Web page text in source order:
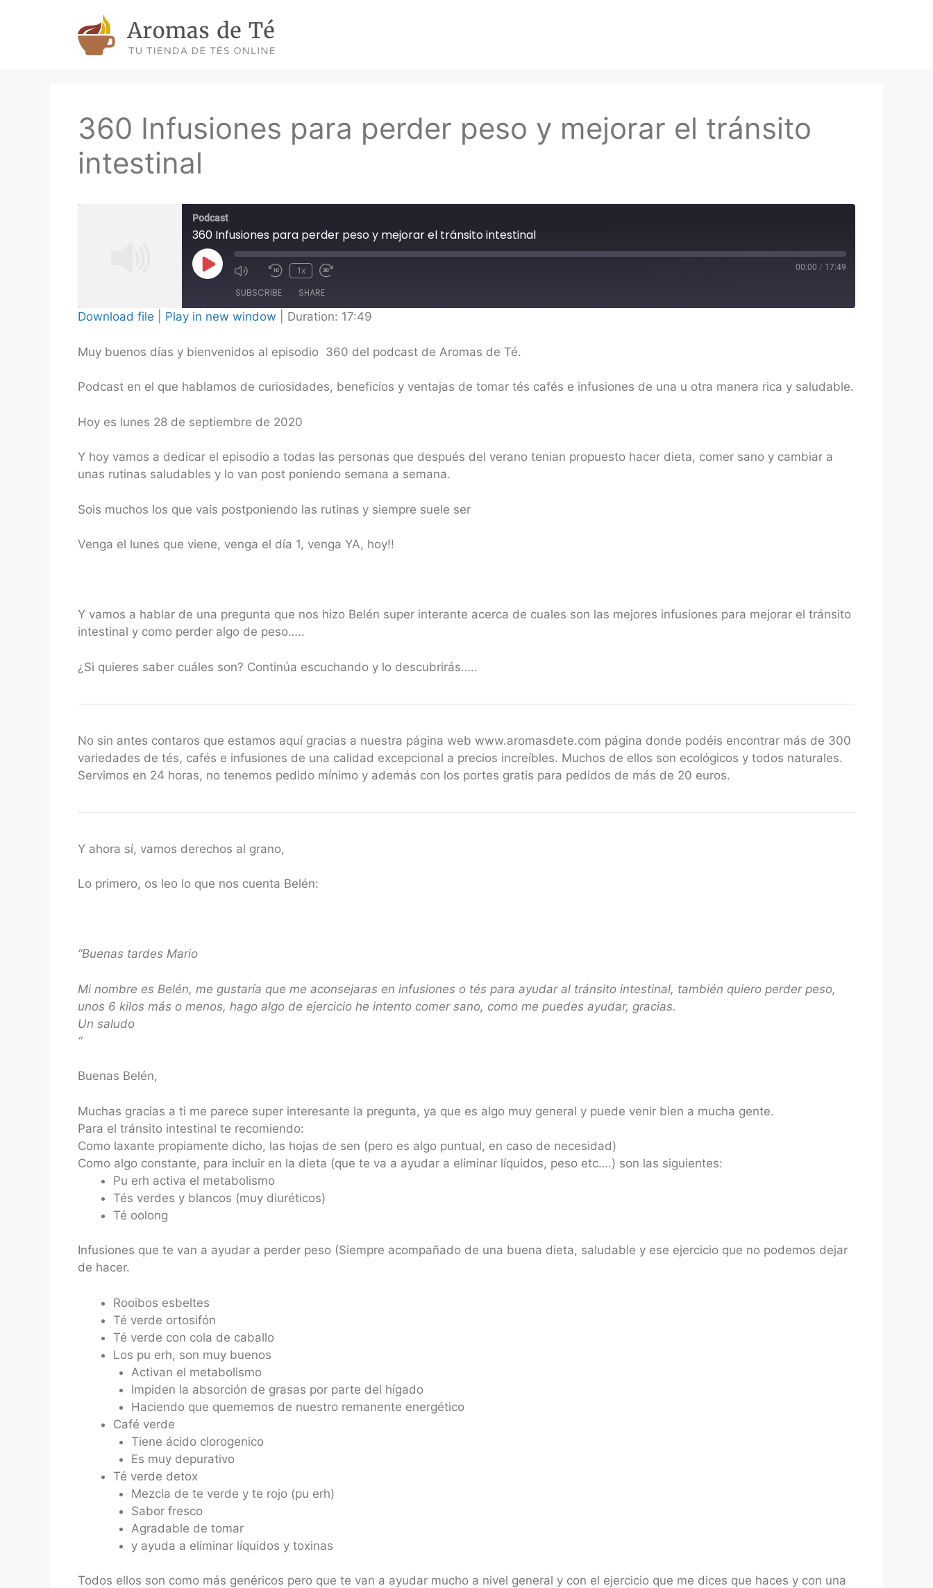
360 Infusiones para perder peso y mejorar el tránsito
intestinal
Podcast
360 Infusiones para perder peso y mejorar el tránsito intestinal
Play
Episode
1x 00:00 / 17:49
SUBSCRIBE SHARE
RSS FEED
Download file Play in new window Duration: 17:49
Muy buenos días y bienvenidos al episodio 360 del podcast de Aromas de Té.
Podcast en el que hablamos de curiosidades, beneficios y ventajas de tomar tés cafés e infusiones de una u otra manera rica y saludable.
Hoy es lunes 28 de septiembre de 2020
Y hoy vamos a dedicar el episodio a todas las personas que después del verano tenian propuesto hacer dieta, comer sano y cambiar a
unas rutinas saludables y lo van post poniendo semana a semana.
Sois muchos los que vais postponiendo las rutinas y siempre suele ser
Venga el lunes que viene, venga el día 1, venga YA, hoy!!
Y vamos a hablar de una pregunta que nos hizo Belén super interante acerca de cuales son las mejores infusiones para mejorar el tránsito
intestinal y como perder algo de peso…..
¿Si quieres saber cuáles son? Continúa escuchando y lo descubrirás…..
No sin antes contaros que estamos aquí gracias a nuestra página web www.aromasdete.com página donde podéis encontrar más de 300
variedades de tés, cafés e infusiones de una calidad excepcional a precios increíbles. Muchos de ellos son ecológicos y todos naturales.
Servimos en 24 horas, no tenemos pedido mínimo y además con los portes gratis para pedidos de más de 20 euros.
Y ahora sí, vamos derechos al grano,
Lo primero, os leo lo que nos cuenta Belén:
“Buenas tardes Mario
Mi nombre es Belén, me gustaría que me aconsejaras en infusiones o tés para ayudar al tránsito intestinal, también quiero perder peso,
unos 6 kilos más o menos, hago algo de ejercicio he intento comer sano, como me puedes ayudar, gracias.
Un saludo
“
Buenas Belén,
Muchas gracias a ti me parece super interesante la pregunta, ya que es algo muy general y puede venir bien a mucha gente.
Para el tránsito intestinal te recomiendo:
Como laxante propiamente dicho, las hojas de sen (pero es algo puntual, en caso de necesidad)
Como algo constante, para incluir en la dieta (que te va a ayudar a eliminar líquidos, peso etc….) son las siguientes:
Pu erh activa el metabolismo
Tés verdes y blancos (muy diuréticos)
Té oolong
Infusiones que te van a ayudar a perder peso (Siempre acompañado de una buena dieta, saludable y ese ejercicio que no podemos dejar
de hacer.
Rooibos esbeltes
Té verde ortosifón
Té verde con cola de caballo
Los pu erh, son muy buenos
Activan el metabolismo
Impiden la absorción de grasas por parte del hígado
Haciendo que quememos de nuestro remanente energético
Café verde
Tiene ácido clorogenico
Es muy depurativo
Té verde detox
Mezcla de te verde y te rojo (pu erh)
Sabor fresco
Agradable de tomar
y ayuda a eliminar líquidos y toxinas
Todos ellos son como más genéricos pero que te van a ayudar mucho a nivel general y con el ejercicio que me dices que haces y con una